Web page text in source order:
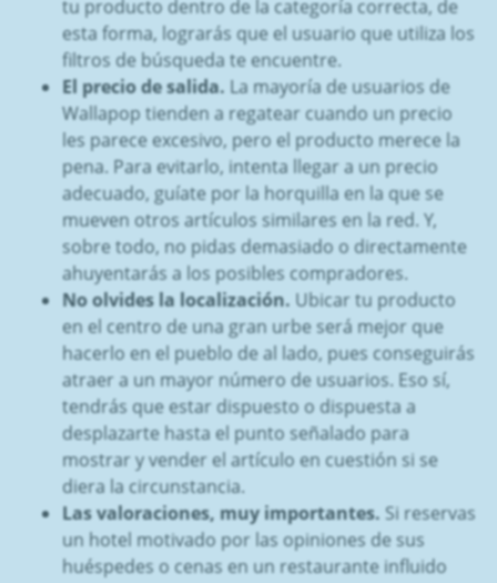
tu producto dentro de la categoría correcta, de
esta forma, lograrás que el usuario que utiliza los
filtros de búsqueda te encuentre.
El precio de salida. La mayoría de usuarios de
Wallapop tienden a regatear cuando un precio
les parece excesivo, pero el producto merece la
pena. Para evitarlo, intenta llegar a un precio
adecuado, guíate por la horquilla en la que se
mueven otros artículos similares en la red. Y,
sobre todo, no pidas demasiado o directamente
ahuyentarás a los posibles compradores.
No olvides la localización. Ubicar tu producto
en el centro de una gran urbe será mejor que
hacerlo en el pueblo de al lado, pues conseguirás
atraer a un mayor número de usuarios. Eso sí,
tendrás que estar dispuesto o dispuesta a
desplazarte hasta el punto señalado para
mostrar y vender el artículo en cuestión si se
diera la circunstancia.
Las valoraciones, muy importantes. Si reservas
un hotel motivado por las opiniones de sus
huéspedes o cenas en un restaurante influido